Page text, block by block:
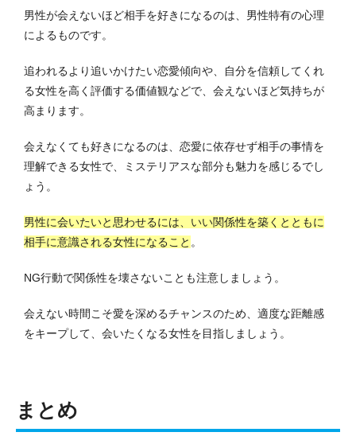
男性が会えないほど相手を好きになるのは、男性特有の心理
によるものです。
追われるより追いかけたい恋愛傾向や、自分を信頼してくれ
る女性を高く評価する価値観などで、会えないほど気持ちが
高まります。
会えなくても好きになるのは、恋愛に依存せず相手の事情を
理解できる女性で、ミステリアスな部分も魅力を感じるでし
ょう。
男性に会いたいと思わせるには、いい関係性を築くとともに
相手に意識される女性になること 。
NG行動で関係性を壊さないことも注意しましょう。
会えない時間こそ愛を深めるチャンスのため、適度な距離感
をキープして、会いたくなる女性を目指しましょう。
まとめ